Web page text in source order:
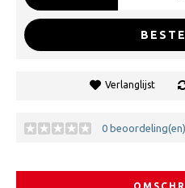
Verlanglijst
0